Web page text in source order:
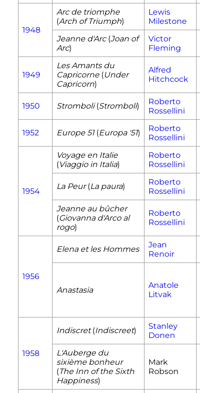
1948
Arc de triomphe
(Arch of Triumph)
Lewis
Milestone
Jeanne d'Arc(Joan of
Arc)
Victor
Fleming
1949
Les Amants du
Capricorne(Under
Capricorn)
Alfred
Hitchcock
1950 Stromboli(Stromboli)
Roberto
Rossellini
1952 Europe 51(Europa '51)
Roberto
Rossellini
1954
Voyage en Italie
(Viaggio in Italia)
Roberto
Rossellini
La Peur(La paura)
Roberto
Rossellini
Jeanne au bûcher
(Giovanna d'Arco al
rogo)
Roberto
Rossellini
1956
Elena et les Hommes
Jean
Renoir
Anastasia
Anatole
Litvak
1958
Indiscret(Indiscreet)
Stanley
Donen
L'Auberge du
sixième bonheur
(The Inn of the Sixth
Happiness)
Mark
Robson